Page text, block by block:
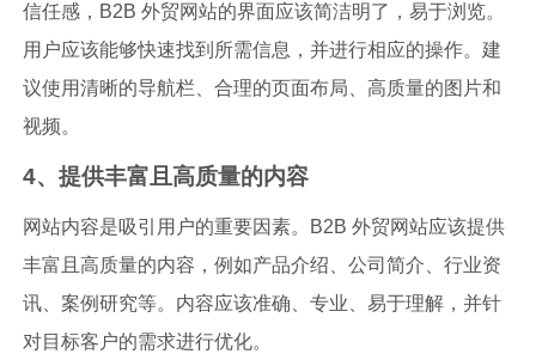
信任感，B2B 外贸网站的界面应该简洁明了，易于浏览。
用户应该能够快速找到所需信息，并进行相应的操作。建
议使用清晰的导航栏、合理的页面布局、高质量的图片和
视频。
4、提供丰富且高质量的内容
网站内容是吸引用户的重要因素。B2B 外贸网站应该提供
丰富且高质量的内容，例如产品介绍、公司简介、行业资
讯、案例研究等。内容应该准确、专业、易于理解，并针
对目标客户的需求进行优化。